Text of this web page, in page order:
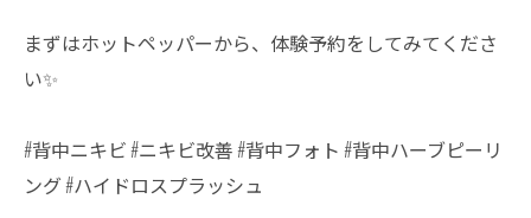
まずはホットペッパーから、体験予約をしてみてくださ
い✨
#背中ニキビ #ニキビ改善 #背中フォト #背中ハーブピーリ
ング #ハイドロスプラッシュ